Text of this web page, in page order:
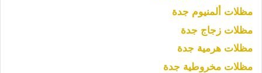
مظلات ألمنيوم جدة
مظلات زجاج جدة
مظلات هرمية جدة
مظلات مخروطية جدة